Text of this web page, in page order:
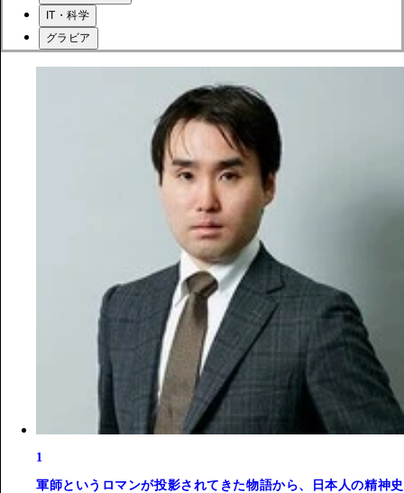
IT・科学
グラビア
1
軍師というロマンが投影されてきた物語から、日本人の精神史